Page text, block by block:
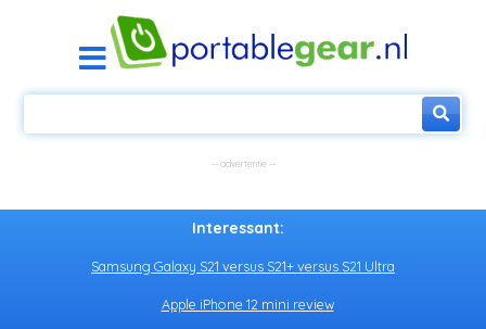
Interessant:
Samsung Galaxy S21 versus S21+ versus S21 Ultra
Apple iPhone 12 mini review